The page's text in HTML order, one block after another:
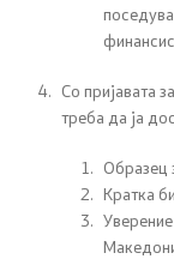
Со пријавата
треба да ја
Образец
Кратка